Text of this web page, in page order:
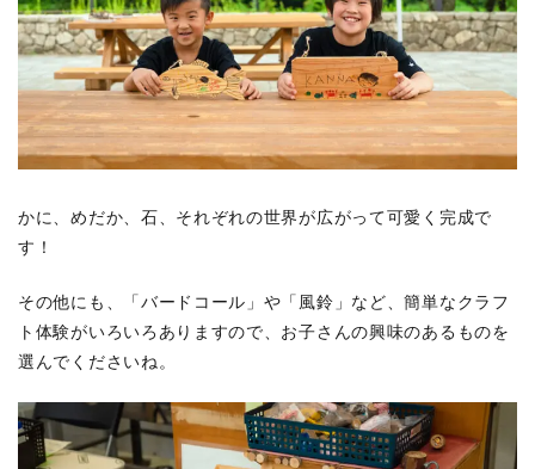
かに、めだか、石、それぞれの世界が広がって可愛く完成で
す！
その他にも、「バードコール」や「風鈴」など、簡単なクラフ
ト体験がいろいろありますので、お子さんの興味のあるものを
選んでくださいね。